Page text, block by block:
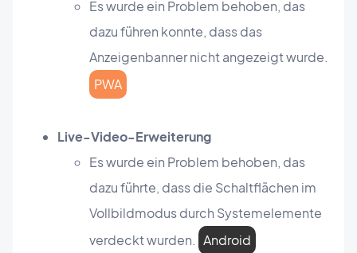
Es wurde ein Problem behoben, das
dazu führen konnte, dass das
Anzeigenbanner nicht angezeigt wurde.
PWA
Live-Video-Erweiterung
Es wurde ein Problem behoben, das
dazu führte, dass die Schaltflächen im
Vollbildmodus durch Systemelemente
verdeckt wurden. Android